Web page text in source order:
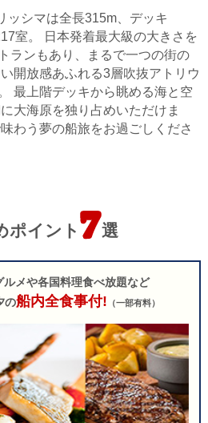
ッシマは全長315m、デッキ
室。
日本発着最大級の大きさを
ランもあり、まるで一つの街の
開放感あふれる3層吹抜アトリウ
最上階デッキから眺める海と空
大海原を独り占めいただけま
わう夢の船旅をお過ごしくださ
ポイント 選
ルメや各国料理食べ放題など
の船内全食事付! （一部有料）